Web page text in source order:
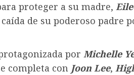
proteger a su madre,
de su poderoso padre
por Michelle
completa con Joon Lee,